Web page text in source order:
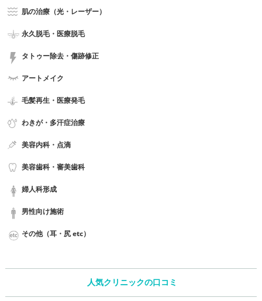
肌の治療（光・レーザー）
永久脱毛・医療脱毛
タトゥー除去・傷跡修正
アートメイク
毛髪再生・医療発毛
わきが・多汗症治療
美容内科・点滴
美容歯科・審美歯科
婦人科形成
男性向け施術
その他（耳・尻 etc）
人気クリニックの口コミ